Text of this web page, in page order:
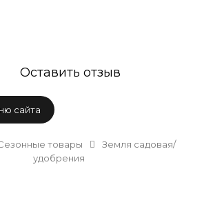
Оставить отзыв
сайта
товары
Земля садовая/
удобрения